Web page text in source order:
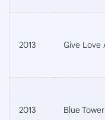
2013 Give Love
2013 Blue Tower